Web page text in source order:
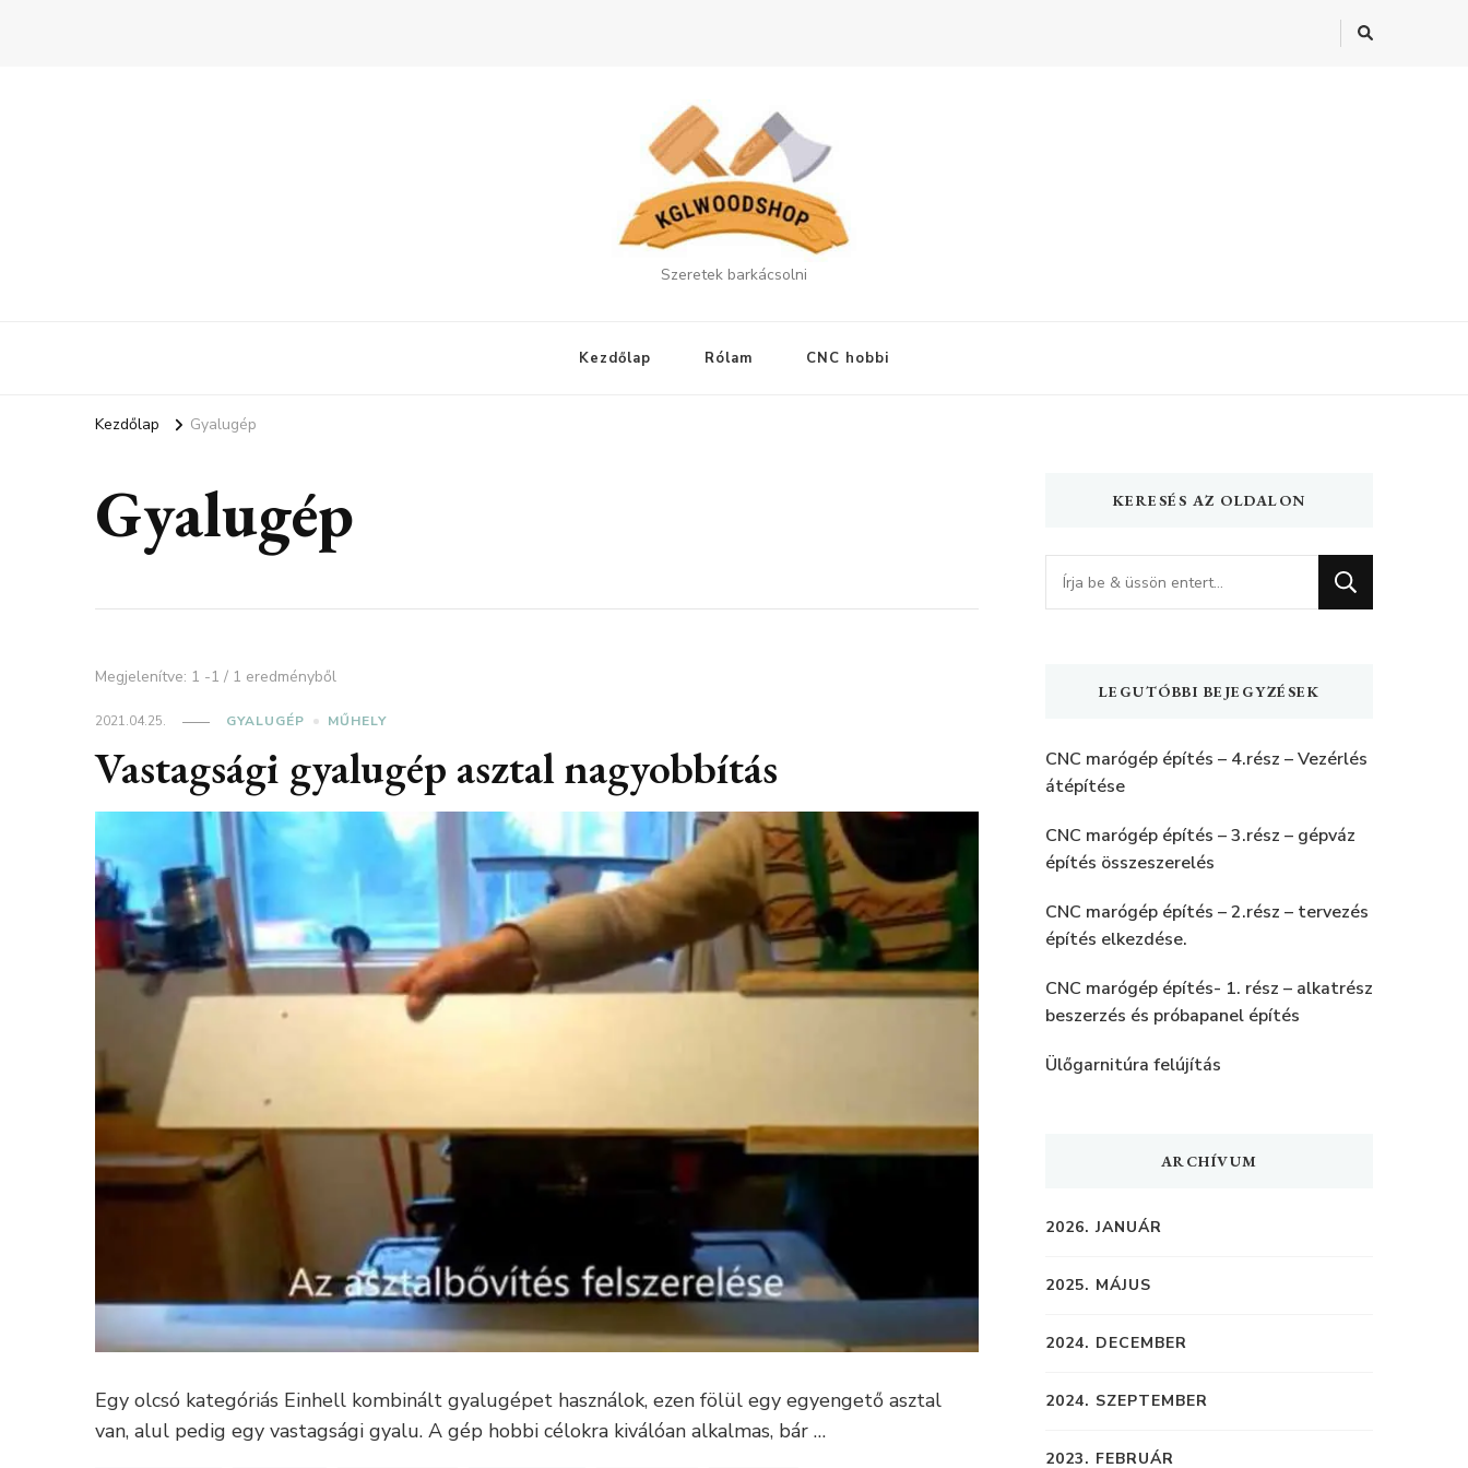
Szeretek barkácsolni
Kezdőlap Rólam CNC hobbi
Kezdőlap Gyalugép
Gyalugép
Megjelenítve: 1 -1 / 1 eredményből
2021.04.25. GYALUGÉP MŰHELY
Vastagsági gyalugép asztal nagyobbítás
Egy olcsó kategóriás Einhell kombinált gyalugépet használok, ezen fölül egy egyengető asztal
van, alul pedig egy vastagsági gyalu. A gép hobbi célokra kiválóan alkalmas, bár …
KERESÉS AZ OLDALON
Keres
valamit?
LEGUTÓBBI BEJEGYZÉSEK
CNC marógép építés – 4.rész – Vezérlés
átépítése
CNC marógép építés – 3.rész – gépváz
építés összeszerelés
CNC marógép építés – 2.rész – tervezés
építés elkezdése.
CNC marógép építés- 1. rész – alkatrész
beszerzés és próbapanel építés
Ülőgarnitúra felújítás
ARCHÍVUM
2026. JANUÁR
2025. MÁJUS
2024. DECEMBER
2024. SZEPTEMBER
2023. FEBRUÁR